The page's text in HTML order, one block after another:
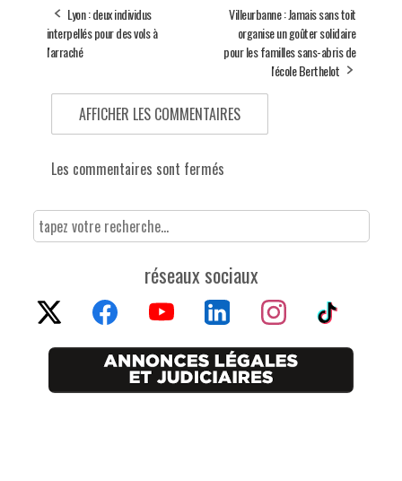
Lyon : deux individus
interpellés pour des vols à
l'arraché
Villeurbanne : Jamais sans toit
organise un goûter solidaire
pour les familles sans-abris de
l'école Berthelot
AFFICHER LES COMMENTAIRES
Les commentaires sont fermés
réseaux sociaux